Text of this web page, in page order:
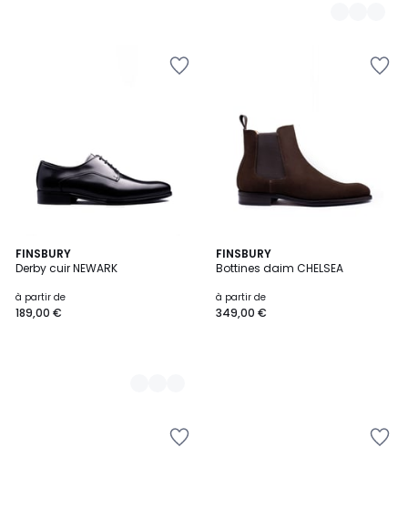
FINSBURY
Derby cuir NEWARK
à partir de
189,00 €
2
Couleurs
FINSBURY
Bottines daim CHELSEA
à partir de
349,00 €